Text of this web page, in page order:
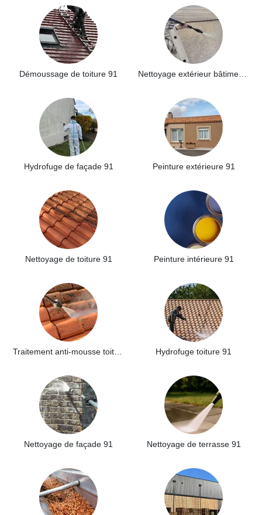
Démoussage de toiture 91
Hydrofuge de façade 91 Peinture extérieure 91
Nettoyage de toiture 91 Peinture intérieure 91
Hydrofuge toiture 91
Nettoyage de façade 91 Nettoyage de terrasse 91